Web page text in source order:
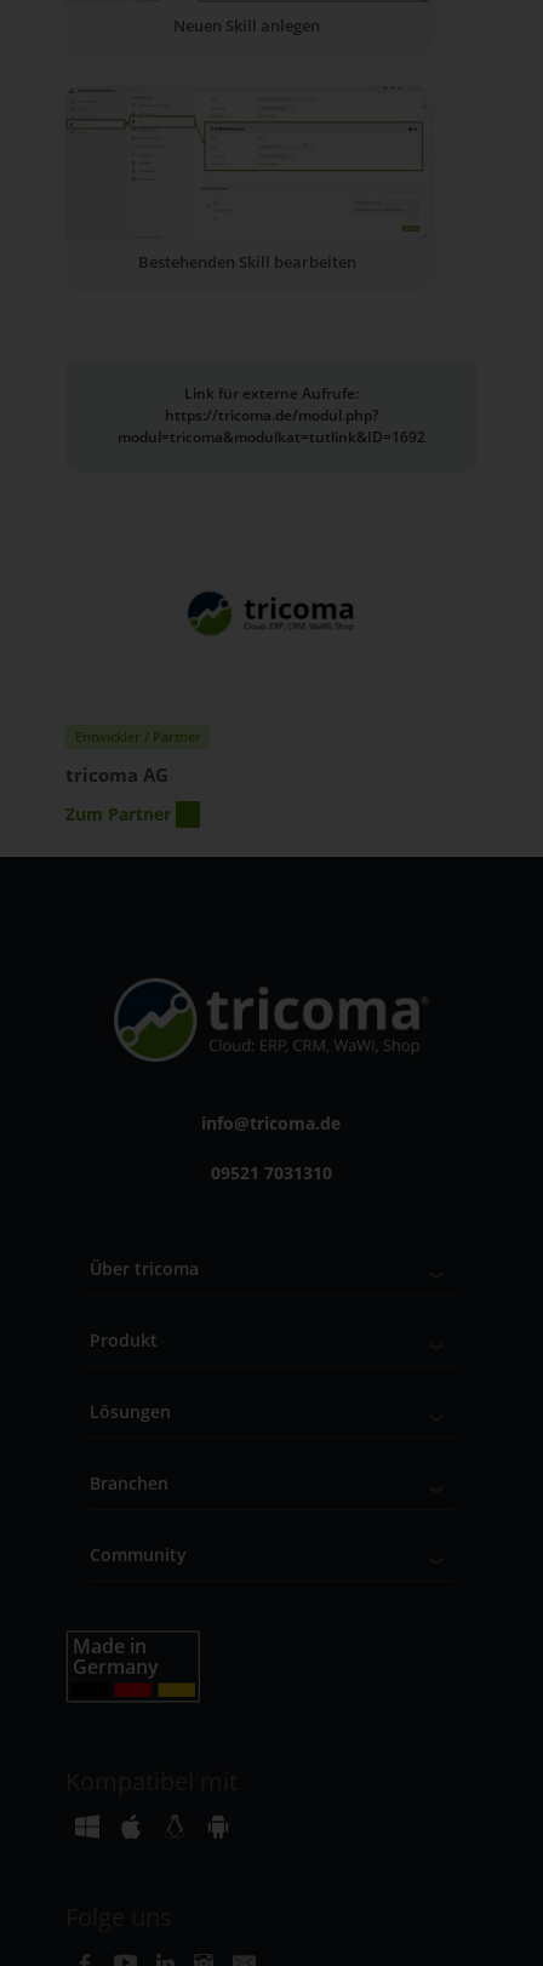
Neuen Skill anlegen
Bestehenden Skill bearbeiten
Link für externe Aufrufe:
https://tricoma.de/modul.php?
modul=tricoma&modulkat=tutlink&ID=1692
Entwickler / Partner
tricoma AG
Zum Partner
info@tricoma.de
09521 7031310
Über tricoma
Produkt
Lösungen
Branchen
Community